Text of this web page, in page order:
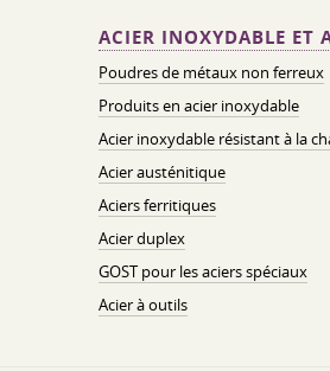
ACIER INOXYDABLE ET
Poudres de métaux non ferreux
Produits en acier inoxydable
Acier inoxydable résistant à la
Acier austénitique
Aciers ferritiques
Acier duplex
GOST pour les aciers spéciaux
Acier à outils